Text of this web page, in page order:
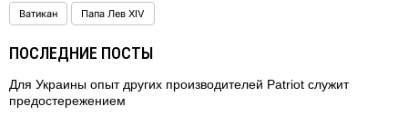
Ватикан Папа Лев XIV
ПОСЛЕДНИЕ ПОСТЫ
Для Украины опыт других производителей Patriot служит
предостережением